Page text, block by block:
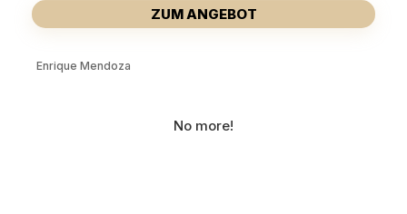
ZUM ANGEBOT
Enrique Mendoza
No more!